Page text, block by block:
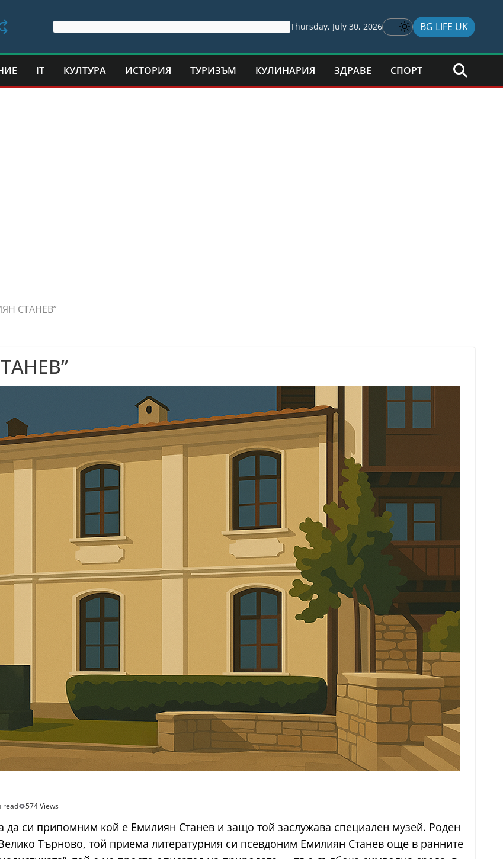
Thursday, July 30, 2026 BG LIFE UK
IT КУЛТУРА ИСТОРИЯ ТУРИЗЪМ КУЛИНАРИЯ ЗДРАВЕ СПОРТ
СТАНЕВ”
read 574 Views
да си припомним кой е Емилиян Станев и защо той заслужава специален музей. Роден
Търново, той приема литературния си псевдоним Емилиян Станев още в ранните